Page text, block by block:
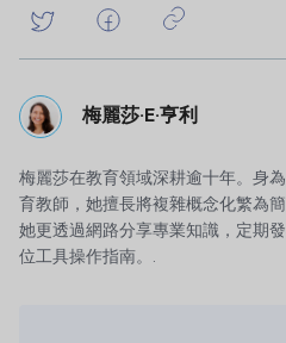
梅麗莎·E·亨利
梅麗莎在教育領域深耕逾十年。身
育教師，她擅長將複雜概念化繁為
她更透過網路分享專業知識，定期
位工具操作指南。.